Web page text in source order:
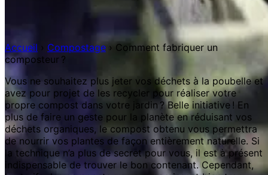
Accueil › Compostage › Comment fabriquer un
composteur ?
Vous ne souhaitez plus jeter vos déchets à la poubelle et
avez pour projet de les recycler pour réaliser votre
propre compost dans votre jardin ? Belle initiative ! En
plus de faire un geste pour la planète en réduisant vos
déchets organiques, le compost obtenu vous permettra
de nourrir vos plantes de façon entièrement naturelle. Si
la technique n’a plus de secret pour vous, il est à présent
indispensable de trouver le bon contenant. Cependant,